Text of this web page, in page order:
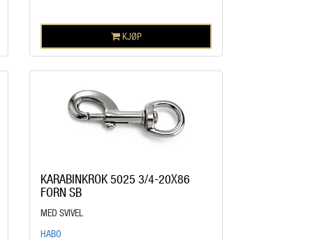
KJØP
KARABINKROK 5025 3/4-20X86
FORN SB
MED SVIVEL
HABO